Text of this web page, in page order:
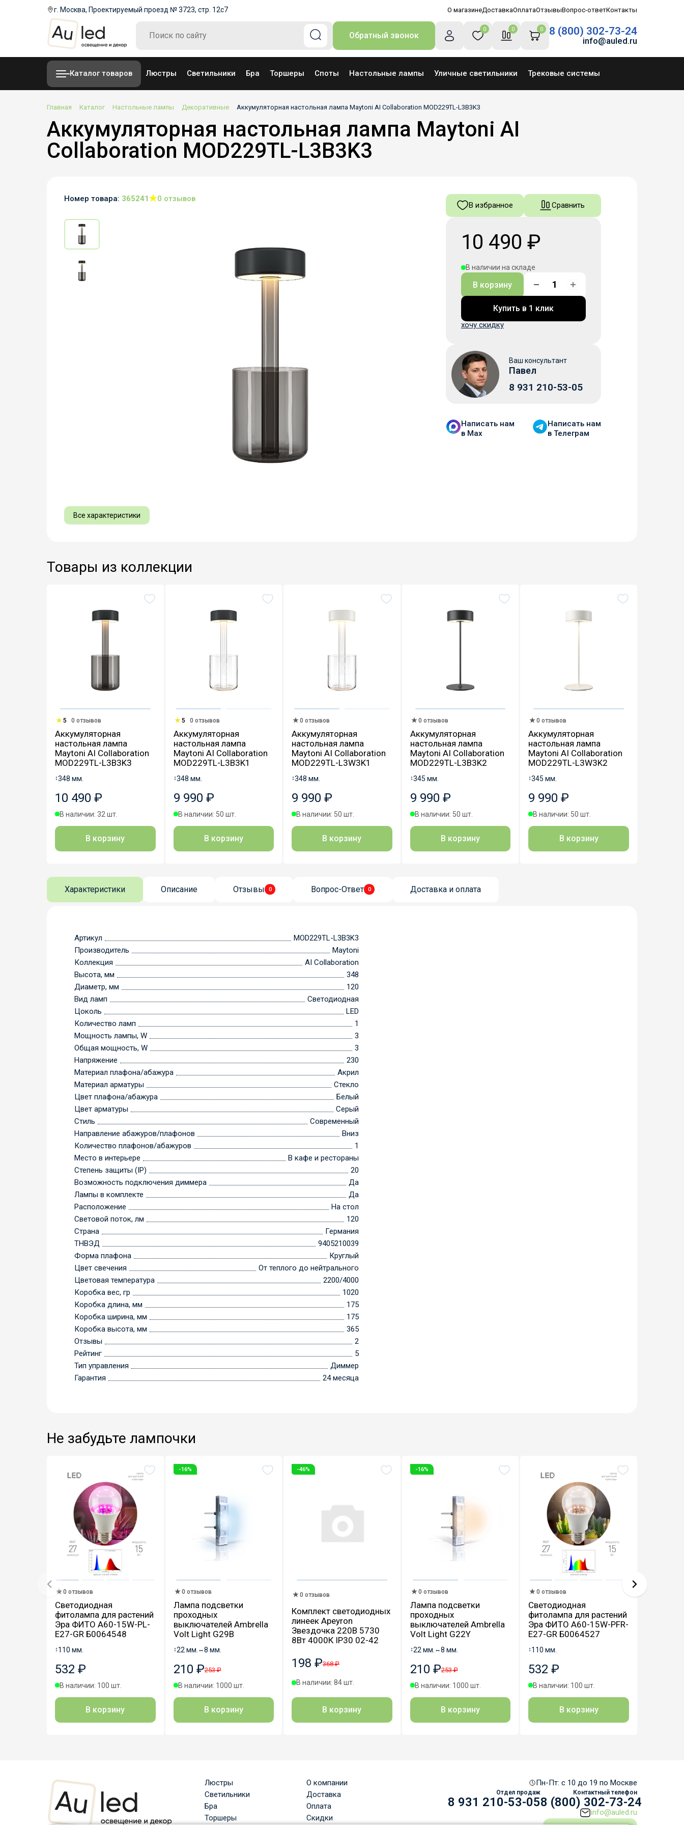
г. Москва, Проектируемый проезд № 3723, стр. 12с7 О магазинеДоставкаОплатаОтзывыВопрос-ответКонтакты
Обратный звонок
0 0 0 8 (800) 302-73-24
info@auled.ru
Каталог товаров Люстры Светильники Бра Торшеры Споты Настольные лампы Уличные светильники Трековые системы
Главная Каталог Настольные лампы Декоративные Аккумуляторная настольная лампа Maytoni AI Collaboration MOD229TL-L3B3K3
Аккумуляторная настольная лампа Maytoni AI
Collaboration MOD229TL-L3B3K3
Номер товара: 365241 0 отзывов
Все характеристики
Ваш консультант
Павел
8 931 210-53-05
Написать нам
в Мax
Написать нам
в Телеграм
В избранное Сравнить
10 490 ₽
В наличии на складе
В корзину
Купить в 1 клик
хочу скидку
Товары из коллекции
5 0 отзывов
Аккумуляторная
настольная лампа
Maytoni AI Collaboration
MOD229TL-L3B3K3
↕348 мм.
10 490 ₽
В наличии: 32 шт.
В корзину
5 0 отзывов
Аккумуляторная
настольная лампа
Maytoni AI Collaboration
MOD229TL-L3B3K1
↕348 мм.
9 990 ₽
В наличии: 50 шт.
В корзину
0 отзывов
Аккумуляторная
настольная лампа
Maytoni AI Collaboration
MOD229TL-L3W3K1
↕348 мм.
9 990 ₽
В наличии: 50 шт.
В корзину
0 отзывов
Аккумуляторная
настольная лампа
Maytoni AI Collaboration
MOD229TL-L3B3K2
↕345 мм.
9 990 ₽
В наличии: 50 шт.
В корзину
0 отзывов
Аккумуляторная
настольная лампа
Maytoni AI Collaboration
MOD229TL-L3W3K2
↕345 мм.
9 990 ₽
В наличии: 50 шт.
В корзину
Характеристики Описание Отзывы 0 Вопрос-Ответ 0 Доставка и оплата
Артикул
MOD229TL-L3B3K3
Производитель
Maytoni
Коллекция
AI Collaboration
Высота, мм
348
Диаметр, мм
120
Вид ламп
Светодиодная
Цоколь
LED
Количество ламп
1
Мощность лампы, W
3
Общая мощность, W
3
Напряжение
230
Материал плафона/абажура
Акрил
Материал арматуры
Стекло
Цвет плафона/абажура
Белый
Цвет арматуры
Серый
Стиль
Современный
Направление абажуров/плафонов
Вниз
Количество плафонов/абажуров
1
Место в интерьере
В кафе и рестораны
Степень защиты (IP)
20
Возможность подключения диммера
Да
Лампы в комплекте
Да
Расположение
На стол
Световой поток, лм
120
Страна
Германия
ТНВЭД
9405210039
Форма плафона
Круглый
Цвет свечения
От теплого до нейтрального
Цветовая температура
2200/4000
Коробка вес, гр
1020
Коробка длина, мм
175
Коробка ширина, мм
175
Коробка высота, мм
365
Отзывы
2
Рейтинг
5
Тип управления
Диммер
Гарантия
24 месяца
Не забудьте лампочки
0 отзывов
Светодиодная
фитолампа для растений
Эра ФИТО A60-15W-PL-
E27-GR Б0064548
↕110 мм.
532 ₽
В наличии: 100 шт.
В корзину
-16%
0 отзывов
Лампа подсветки
проходных
выключателей Ambrella
Volt Light G29B
↕22 мм. ↔8 мм.
210 ₽253 ₽
В наличии: 1000 шт.
В корзину
-46%
0 отзывов
Комплект светодиодных
линеек Apeyron
Звездочка 220В 5730
8Вт 4000К IP30 02-42
198 ₽368 ₽
В наличии: 84 шт.
В корзину
-16%
0 отзывов
Лампа подсветки
проходных
выключателей Ambrella
Volt Light G22Y
↕22 мм. ↔8 мм.
210 ₽253 ₽
В наличии: 1000 шт.
В корзину
0 отзывов
Светодиодная
фитолампа для растений
Эра ФИТО А60-15W-PFR-
E27-GR Б0064527
↕110 мм.
532 ₽
В наличии: 100 шт.
В корзину
Люстры
О компании
Светильники
Доставка
Бра
Оплата
Торшеры
Скидки
Пн-Пт: c 10 до 19 по Москве
Отдел продаж
8 931 210-53-05
Контактный телефон
8 (800) 302-73-24
info@auled.ru